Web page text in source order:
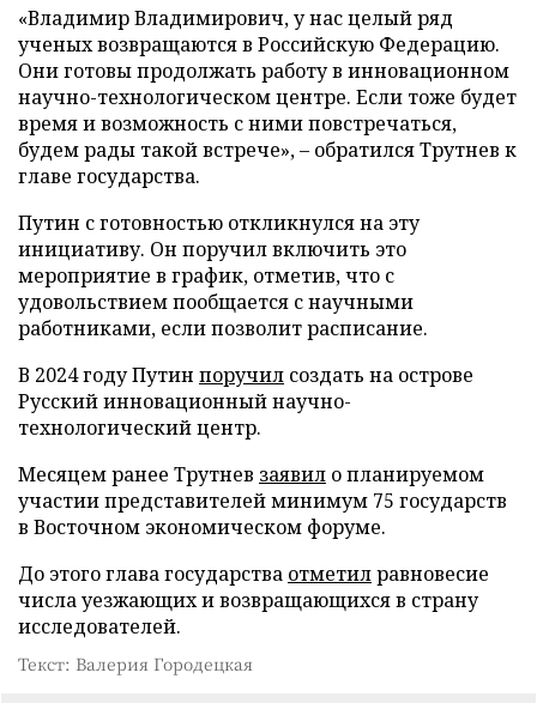
«Владимир Владимирович, у нас целый ряд
ученых возвращаются в Российскую Федерацию.
Они готовы продолжать работу в инновационном
научно-технологическом центре. Если тоже будет
время и возможность с ними повстречаться,
будем рады такой встрече», – обратился Трутнев к
главе государства.
Путин с готовностью откликнулся на эту
инициативу. Он поручил включить это
мероприятие в график, отметив, что с
удовольствием пообщается с научными
работниками, если позволит расписание.
В 2024 году Путин поручил создать на острове
Русский инновационный научно-
технологический центр.
Месяцем ранее Трутнев заявил о планируемом
участии представителей минимум 75 государств
в Восточном экономическом форуме.
До этого глава государства отметилравновесие
числа уезжающих и возвращающихся в страну
исследователей.
Текст: Валерия Городецкая